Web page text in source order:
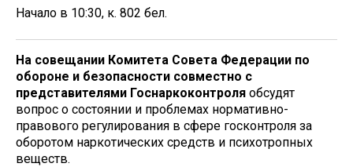
Начало в 10:30, к. 802 бел.
На совещании Комитета Совета Федерации по
обороне и безопасности совместно с
представителями Госнаркоконтроля обсудят
вопрос о состоянии и проблемах нормативно-
правового регулирования в сфере госконтроля за
оборотом наркотических средств и психотропных
веществ.